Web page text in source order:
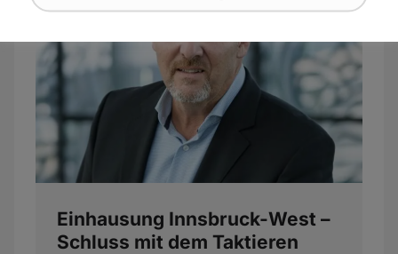
Einhausung Innsbruck-West –
Schluss mit dem Taktieren